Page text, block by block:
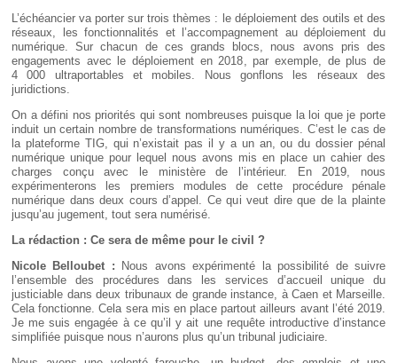
L’échéancier va porter sur trois thèmes : le déploiement des outils et des
réseaux, les fonctionnalités et l’accompagnement au déploiement du
numérique. Sur chacun de ces grands blocs, nous avons pris des
engagements avec le déploiement en 2018, par exemple, de plus de
4 000 ultraportables et mobiles. Nous gonflons les réseaux des
juridictions.
On a défini nos priorités qui sont nombreuses puisque la loi que je porte
induit un certain nombre de transformations numériques. C’est le cas de
la plateforme TIG, qui n’existait pas il y a un an, ou du dossier pénal
numérique unique pour lequel nous avons mis en place un cahier des
charges conçu avec le ministère de l’intérieur. En 2019, nous
expérimenterons les premiers modules de cette procédure pénale
numérique dans deux cours d’appel. Ce qui veut dire que de la plainte
jusqu’au jugement, tout sera numérisé.
La rédaction : Ce sera de même pour le civil ?
Nicole Belloubet :
Nous avons expérimenté la possibilité de suivre
l’ensemble des procédures dans les services d’accueil unique du
justiciable dans deux tribunaux de grande instance, à Caen et Marseille.
Cela fonctionne. Cela sera mis en place partout ailleurs avant l’été 2019.
Je me suis engagée à ce qu’il y ait une requête introductive d’instance
simplifiée puisque nous n’aurons plus qu’un tribunal judiciaire.